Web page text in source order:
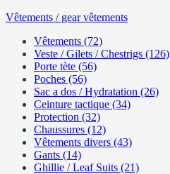
Vêtements / gear vêtements
Vêtements (72)
Veste / Gilets / Chestrigs (126)
Porte tète (56)
Poches (56)
Sac a dos / Hydratation (26)
Ceinture tactique (34)
Protection (32)
Chaussures (12)
Vêtements divers (43)
Gants (14)
Ghillie / Leaf Suits (21)